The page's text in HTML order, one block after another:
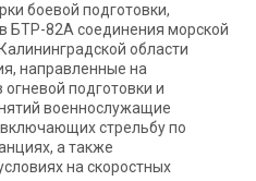
боевой подготовки,
БТР-82А соединения морской
области
направленные на
подготовки и
военнослужащие
стрельбу по
а также
на скоростных